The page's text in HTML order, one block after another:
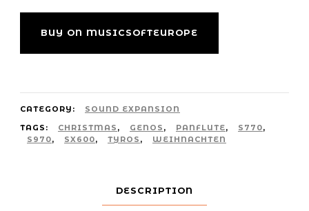
BUY ON MUSICSOFTEUROPE
CATEGORY: SOUND EXPANSION
TAGS: CHRISTMAS , GENOS , PANFLUTE, S770,
S970, SX600, TYROS , WEIHNACHTEN
DESCRIPTION